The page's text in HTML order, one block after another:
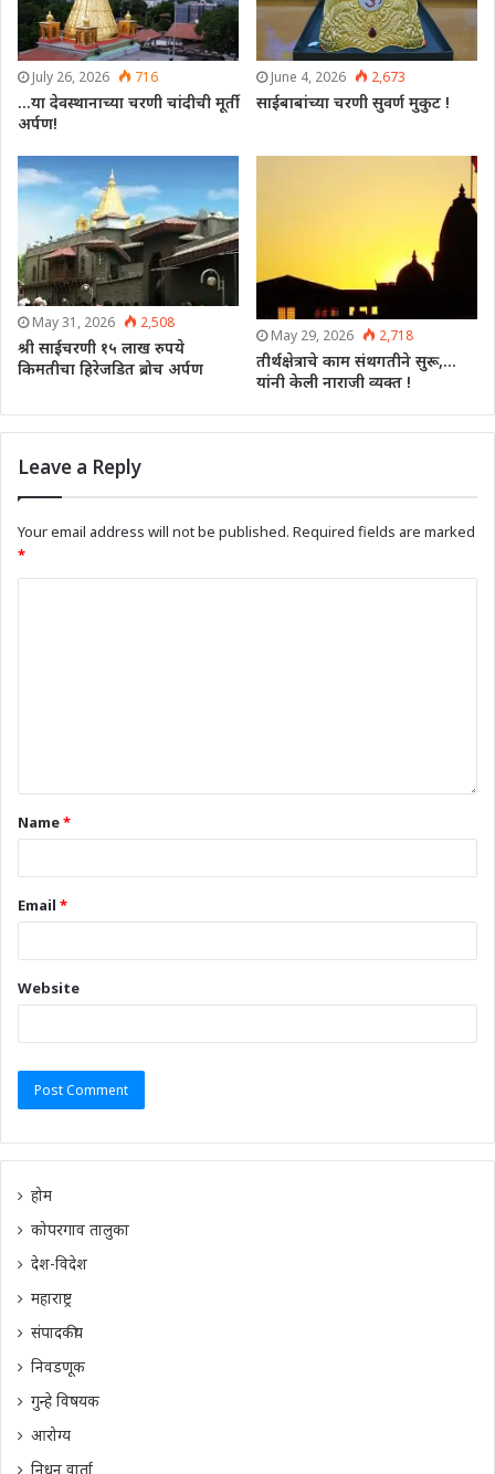
July 26, 2026 716
…या देवस्थानाच्या चरणी चांदीची मूर्ती
अर्पण!
June 4, 2026 2,673
साईबाबांच्या चरणी सुवर्ण मुकुट !
May 31, 2026 2,508
श्री साईचरणी १५ लाख रुपये
किमतीचा हिरेजडित ब्रोच अर्पण
May 29, 2026 2,718
तीर्थक्षेत्राचे काम संथगतीने सुरू,…
यांनी केली नाराजी व्यक्त !
Leave a Reply
Your email address will not be published. Required fields are marked
*
Name*
Email *
Website
होम
कोपरगाव तालुका
देश-विदेश
महाराष्ट्र
संपादकीय
निवडणूक
गुन्हे विषयक
आरोग्य
निधन वार्ता